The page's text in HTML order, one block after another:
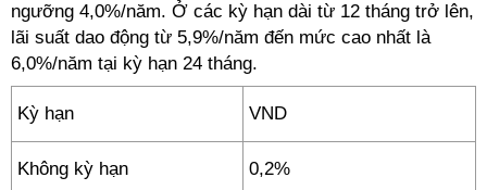
ngưỡng 4,0%/năm. Ở các kỳ hạn dài từ 12 tháng trở lên,
lãi suất dao động từ 5,9%/năm đến mức cao nhất là
6,0%/năm tại kỳ hạn 24 tháng.
Kỳ hạn VND
Không kỳ hạn 0,2%